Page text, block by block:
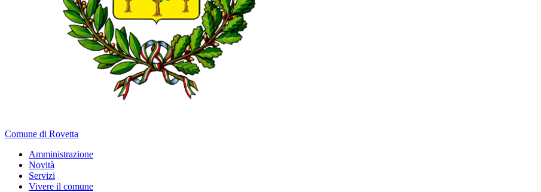
Comune di Rovetta
Amministrazione
Novità
Servizi
Vivere il comune